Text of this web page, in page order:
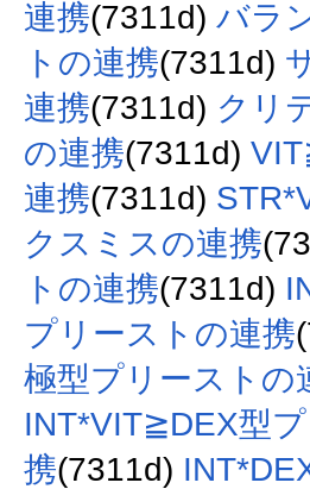
連携(7311d) バラ
トの連携(7311d)
連携(7311d) クリ
の連携(7311d)
連携(7311d)
クスミスの連携
トの連携(7311d)
プリーストの連携
極型プリーストの
INT*VIT≧DEX型
携(7311d)